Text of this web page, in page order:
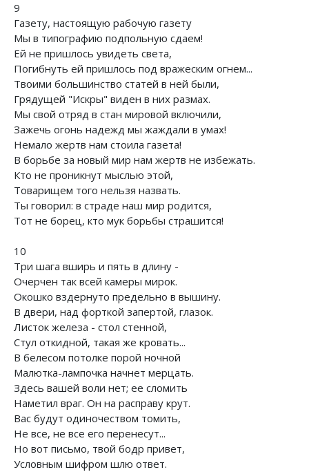
9
Газету, настоящую рабочую газету
Мы в типографию подпольную сдаем!
Ей не пришлось увидеть света,
Погибнуть ей пришлось под вражеским огнем...
Твоими большинство статей в ней были,
Грядущей "Искры" виден в них размах.
Мы свой отряд в стан мировой включили,
Зажечь огонь надежд мы жаждали в умах!
Немало жертв нам стоила газета!
В борьбе за новый мир нам жертв не избежать.
Кто не проникнут мыслью этой,
Товарищем того нельзя назвать.
Ты говорил: в страде наш мир родится,
Тот не борец, кто мук борьбы страшится!
10
Три шага вширь и пять в длину -
Очерчен так всей камеры мирок.
Окошко вздернуто предельно в вышину.
В двери, над форткой запертой, глазок.
Листок железа - стол стенной,
Стул откидной, такая же кровать...
В белесом потолке порой ночной
Малютка-лампочка начнет мерцать.
Здесь вашей воли нет; ее сломить
Наметил враг. Он на расправу крут.
Вас будут одиночеством томить,
Не все, не все его перенесут...
Но вот письмо, твой бодр привет,
Условным шифром шлю ответ.